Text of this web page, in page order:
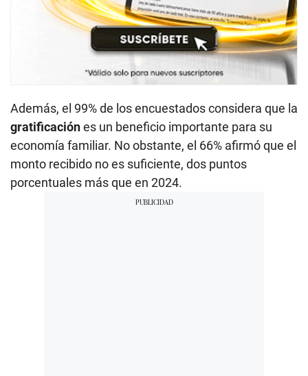
Además, el 99% de los encuestados considera que la
gratificaciónes un beneficio importante para su
economía familiar. No obstante, el 66% afirmó que el
monto recibido no es suficiente, dos puntos
porcentuales más que en 2024.